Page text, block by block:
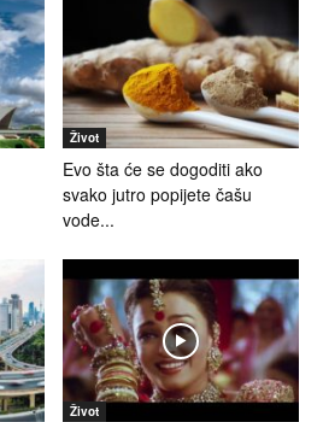
Život
Evo šta će se dogoditi ako
svako jutro popijete čašu
vode...
Život